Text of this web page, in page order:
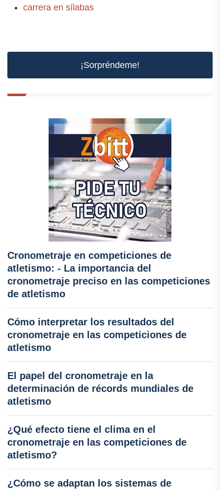
carrera en sílabas
¡Sorpréndeme!
Cronometraje en competiciones de
atletismo: - La importancia del
cronometraje preciso en las competiciones
de atletismo
Cómo interpretar los resultados del
cronometraje en las competiciones de
atletismo
El papel del cronometraje en la
determinación de récords mundiales de
atletismo
¿Qué efecto tiene el clima en el
cronometraje en las competiciones de
atletismo?
¿Cómo se adaptan los sistemas de